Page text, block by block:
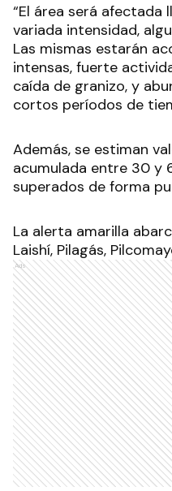
“El área será
variada intensidad,
Las mismas estarán
intensas, fuerte
caída de granizo, y
cortos períodos de
Además, se estiman
acumulada entre 30 y
superados de forma
La alerta amarilla
Laishí, Pilagás,
Ads